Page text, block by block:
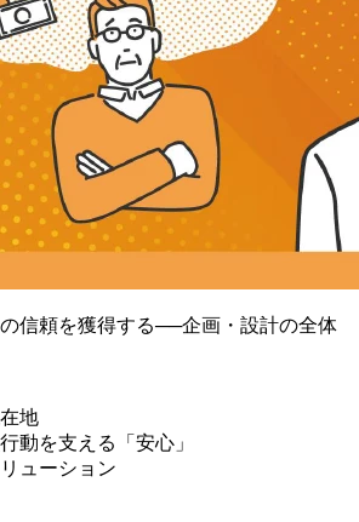
信頼を獲得する──企画・設計の全体
地
動を支える「安心」
ューション